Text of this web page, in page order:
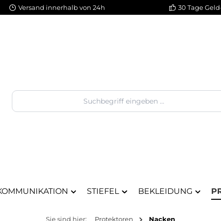
Versand innerhalb von 24h 30 Tage
STIEFEL BEKLEIDUNG
Sie sind hier: Protektoren Nacken